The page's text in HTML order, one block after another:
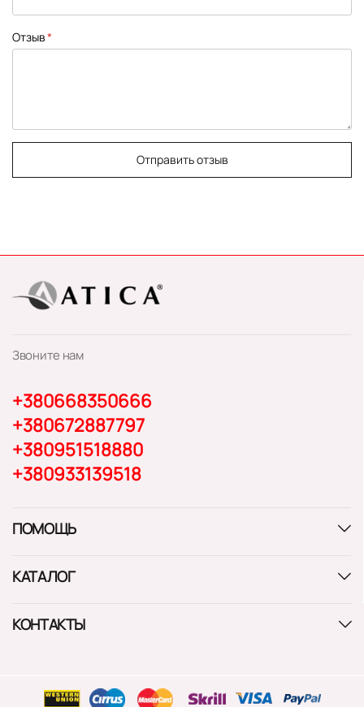
Отзыв
Отправить отзыв
Звоните нам
+380668350666
+380672887797
+380951518880
+380933139518
ПОМОЩЬ
КАТАЛОГ
КОНТАКТЫ